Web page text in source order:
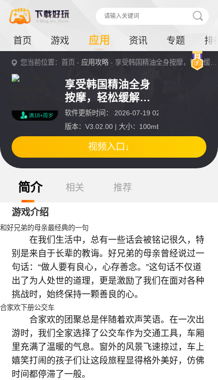
首页 游戏 应用 资讯 专题 排
您当前位置：首页 - 应用攻略 - 享受韩国精油全身按摩，轻松缓解身心疲劳详情
满18+周岁
享受韩国精油全身
按摩，轻松缓解身
心疲劳
软件更新时间： 2026-07-19 02:07:00
版本：V3.02.00 | 大小：100mb
视频入口↓
简介 相关 推荐
游戏介绍
和好兄弟的母亲最经典的一句
在我们生活中，总有一些话会被铭记很久，特
别是来自于长辈的教诲。好兄弟的母亲曾经说过一
句话：“做人要有良心，心存善念。”这句话不仅道
出了为人处世的道理，更是激励了我们在面对各种
挑战时，始终保持一颗善良的心。
合家欢下册公交车
合家欢的团聚总是伴随着欢声笑语。在一次出
游时，我们全家选择了公交车作为交通工具，车厢
里充满了温暖的气息。窗外的风景飞速掠过，车上
嬉笑打闹的孩子们让这段旅程显得格外美好，仿佛
时间都停滞了一般。